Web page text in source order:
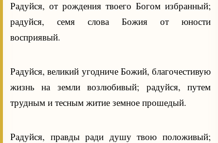
Радуйся, от рождения твоего Богом избранный;
радуйся, семя слова Божия от юности
восприявый.
Радуйся, великий угодниче Божий, благочестивую
жизнь на земли возлюбивый; радуйся, путем
трудным и тесным житие земное прошедый.
Радуйся, правды ради душу твою положивый;